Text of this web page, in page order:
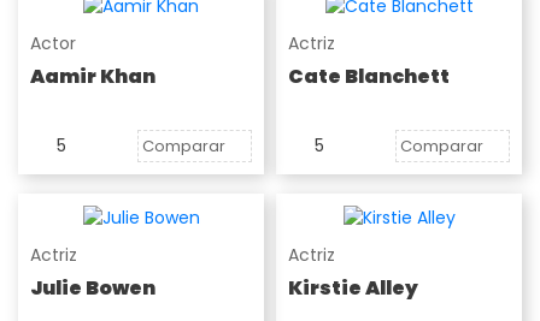
Actor
Aamir Khan
5 Comparar
Actriz
Cate Blanchett
5 Comparar
Actriz
Julie Bowen
Actriz
Kirstie Alley